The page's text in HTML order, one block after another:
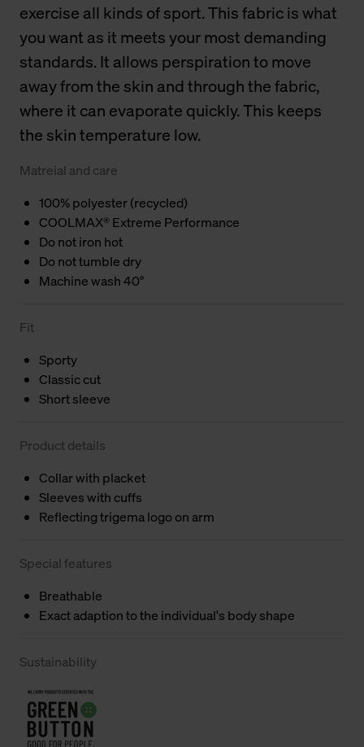
exercise all kinds of sport. This fabric is what
you want as it meets your most demanding
standards. It allows perspiration to move
away from the skin and through the fabric,
where it can evaporate quickly. This keeps
the skin temperature low.
Matreial and care
100% polyester (recycled)
COOLMAX® Extreme Performance
Do not iron hot
Do not tumble dry
Machine wash 40°
Fit
Sporty
Classic cut
Short sleeve
Product details
Collar with placket
Sleeves with cuffs
Reflecting trigema logo on arm
Special features
Breathable
Exact adaption to the individual's body shape
Sustainability